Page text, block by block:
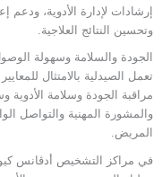
إرشادات لإدارة الأدوية، ودعم
وتحسين النتائج العلاجية.
الجودة والسلامة وسهولة
تعمل الصيدلية بالامتثال
مراقبة الجودة وسلامة
والمشورة المهنية والتواصل
المريض.
في مراكز التشخيص أدڤانس